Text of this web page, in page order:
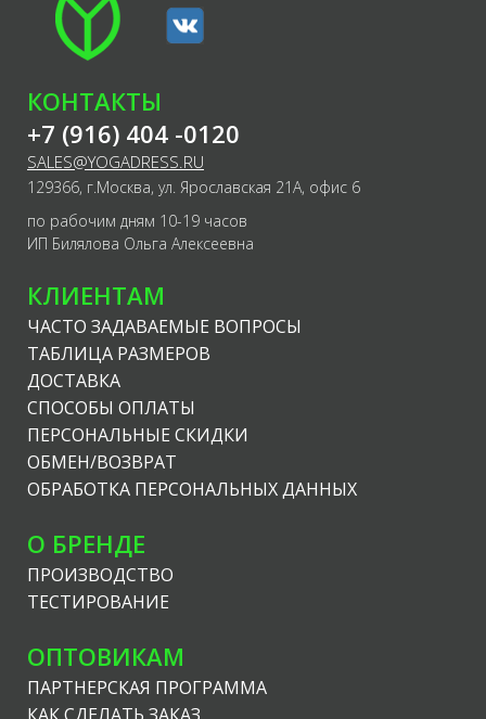
КОНТАКТЫ
+7 (916) 404 -0120
SALES@YOGADRESS.RU
129366, г.Москва, ул. Ярославская 21А, офис 6
по рабочим дням 10-19 часов
ИП Билялова Ольга Алексеевна
КЛИЕНТАМ
ЧАСТО ЗАДАВАЕМЫЕ ВОПРОСЫ
ТАБЛИЦА РАЗМЕРОВ
ДОСТАВКА
СПОСОБЫ ОПЛАТЫ
ПЕРСОНАЛЬНЫЕ СКИДКИ
ОБМЕН/ВОЗВРАТ
ОБРАБОТКА ПЕРСОНАЛЬНЫХ ДАННЫХ
О БРЕНДЕ
ПРОИЗВОДСТВО
ТЕСТИРОВАНИЕ
ОПТОВИКАМ
ПАРТНЕРСКАЯ ПРОГРАММА